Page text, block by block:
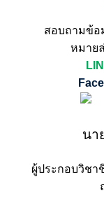
สอบถามข้อ
หมาย
นา
ผู้ประกอบวิชา